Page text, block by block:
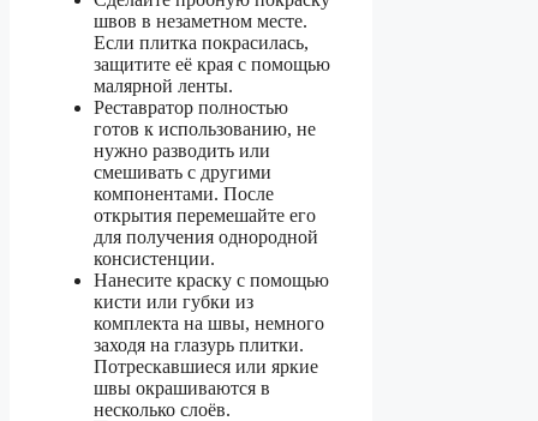
швов в незаметном месте.
Если плитка покрасилась,
защитите её края с помощью
малярной ленты.
Реставратор полностью
готов к использованию, не
нужно разводить или
смешивать с другими
компонентами. После
открытия перемешайте его
для получения однородной
консистенции.
Нанесите краску с помощью
кисти или губки из
комплекта на швы, немного
заходя на глазурь плитки.
Потрескавшиеся или яркие
швы окрашиваются в
несколько слоёв.